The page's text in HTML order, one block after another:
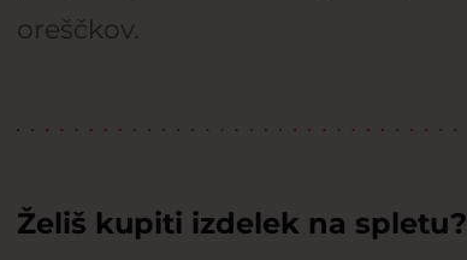
oreščkov.
Želiš kupiti izdelek na spletu?